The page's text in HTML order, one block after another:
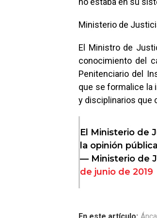
Ministerio de
El Ministro de
conocimiento del
Penitenciario del
que se formalice la
y disciplinarios que
El Ministerio de
la opinión
— Ministerio de
de junio de 2019